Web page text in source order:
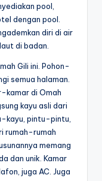
pool,
dengan pool.
diri di air
di badan.
Gili ini. Pohon-
semua halaman.
kamar di Omah
kayu asli dari
kayu, pintu-pintu,
rumah-rumah
memang
dan unik. Kamar
juga AC. Juga